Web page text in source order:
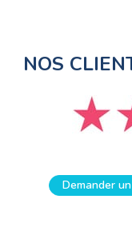
NOS
Demander